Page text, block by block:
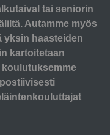
tai seniorin
Autamme myös
yksin haasteiden
kartoitetaan